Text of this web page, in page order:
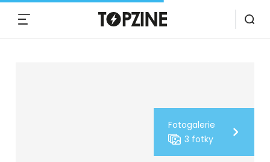
Fotogalerie
3 fotky